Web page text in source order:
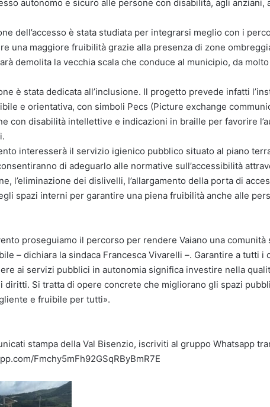
autonomo e sicuro alle persone con disabilità, agli anziani,
dell’accesso è stata studiata per integrarsi meglio con i
una maggiore fruibilità grazie alla presenza di zone
demolita la vecchia scala che conduce al municipio, da
è stata dedicata all’inclusione. Il progetto prevede infatti
e orientativa, con simboli Pecs (Picture exchange
con disabilità intellettive e indicazioni in braille per favorire
interesserà il servizio igienico pubblico situato al piano
di adeguarlo alle normative sull’accessibilità
l’eliminazione dei dislivelli, l’allargamento della porta di
spazi interni per garantire una piena fruibilità anche alle
proseguiamo il percorso per rendere Vaiano una comunità
– dichiara la sindaca Francesca Vivarelli –. Garantire a tutti i
ai servizi pubblici in autonomia significa investire nella
diritti. Si tratta di opere concrete che migliorano gli spazi
e fruibile per tutti».
stampa della Val Bisenzio, iscriviti al gruppo Whatsapp
Fmchy5mFh92GSqRByBmR7E